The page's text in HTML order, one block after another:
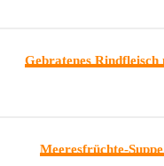
Gebratenes
Meeresfrüchte-